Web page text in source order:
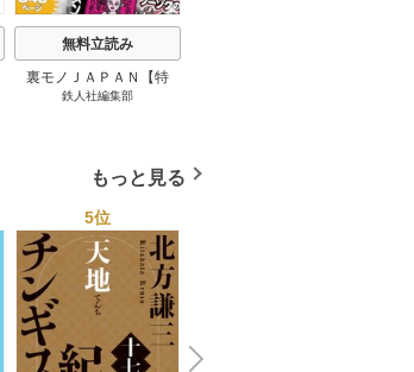
無料立読み
裏モノＪＡＰＡＮ【特
集】★超ボリューム版６
トレンド年間ベスト★お
っさん５０人の体験から
学ぶ★夢のようなエロい
楽園３０ 1巻
鉄人社編集部
もっと見る
5位
N
x